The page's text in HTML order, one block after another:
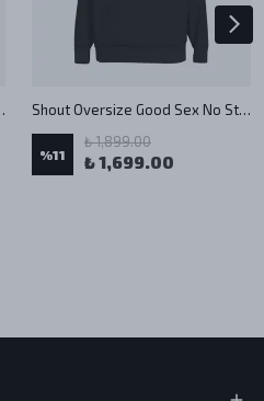
Hoodie Shout Oversize Good Sex No Stress Unisex Hoodie
%11
₺ 1,899.00
₺ 1,699.00